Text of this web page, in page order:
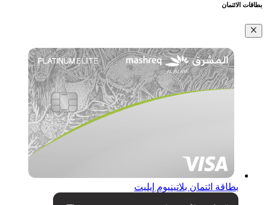
بطاقات الائتمان
بطاقة ائتمان بلاتينيوم إيليت